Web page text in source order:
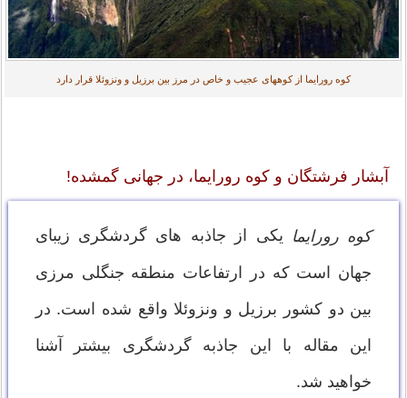
کوه رورایما از کوههای عجیب و خاص در مرز بین برزیل و ونزوئلا قرار دارد
آبشار فرشتگان و کوه رورایما، در جهانی گمشده!
کوه رورایما یکی از جاذبه های گردشگری زیبای
جهان است که در ارتفاعات منطقه جنگلی مرزی
بین دو کشور برزیل و ونزوئلا واقع شده است. در
این مقاله با این جاذبه گردشگری بیشتر آشنا
خواهید شد.